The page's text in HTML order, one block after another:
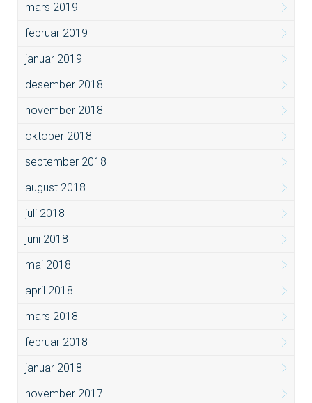
mars 2019
februar 2019
januar 2019
desember 2018
november 2018
oktober 2018
september 2018
august 2018
juli 2018
juni 2018
mai 2018
april 2018
mars 2018
februar 2018
januar 2018
november 2017